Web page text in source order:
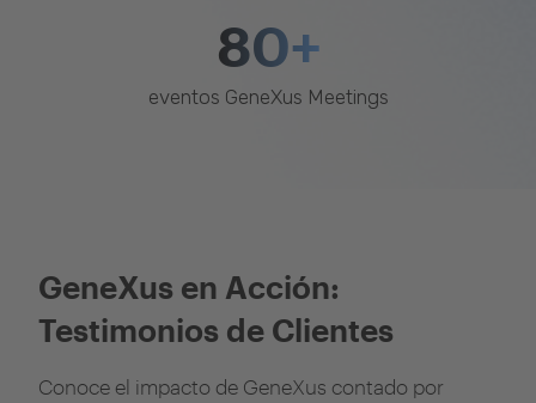
80+
eventos GeneXus Meetings
GeneXus en Acción:
Testimonios de Clientes
Conoce el impacto de GeneXus contado por